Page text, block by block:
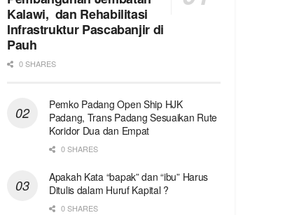
Kalawi, dan Rehabilitasi
Infrastruktur Pascabanjir di
Pauh
0 SHARES
Pemko Padang Open Ship HJK
Padang, Trans Padang Sesuaikan Rute
Koridor Dua dan Empat
0 SHARES
Apakah Kata “bapak” dan “ibu” Harus
Ditulis dalam Huruf Kapital ?
0 SHARES